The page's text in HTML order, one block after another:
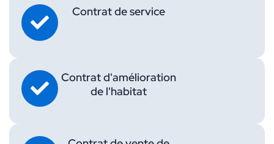
Contrat de service
Contrat d'amélioration
de l'habitat